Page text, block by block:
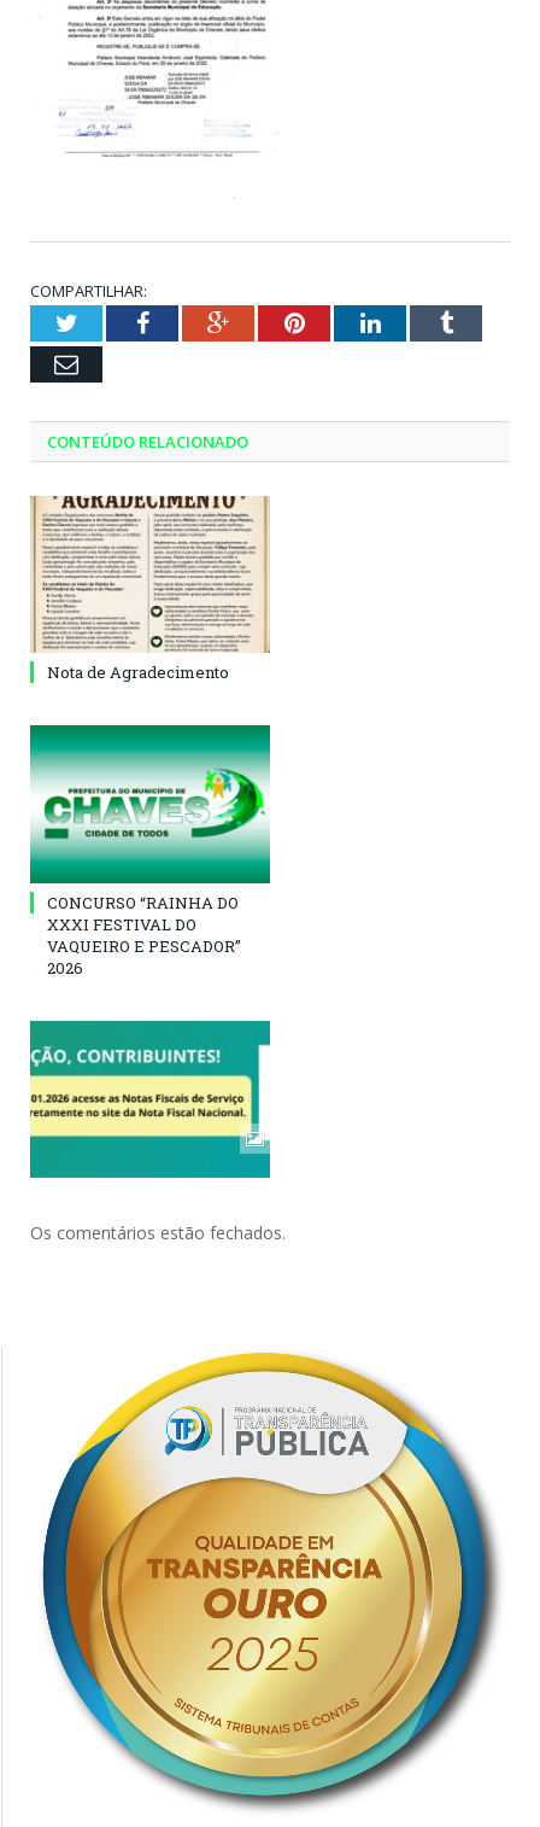
COMPARTILHAR:
TwitterFacebookGoogle+PinterestLinkedInTumblr
Email
CONTEÚDO RELACIONADO
Nota de Agradecimento
CONCURSO “RAINHA DO
XXXI FESTIVAL DO
VAQUEIRO E PESCADOR”
2026
Os comentários estão fechados.